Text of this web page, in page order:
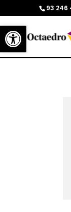
Abrir barra de
93 246